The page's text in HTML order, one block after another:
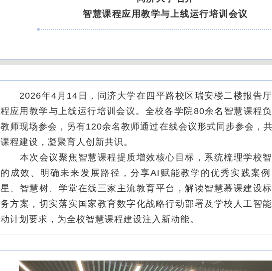
智慧课程应用教学与上线运行培训会议
2026年4月14日，同济大学在四平路校区瑞安楼二楼报告
程应用教学与上线运行培训会议。全校各学院80余名智慧课程
教师现场参会，另有120余名教师通过在线会议形式同步参会，
课程建设，凝聚育人创新共识。
本次会议聚焦智慧课程提质增效核心目标，系统梳理学校
的成效、明确未来发展路径，分享AI赋能教学的优秀实践案
星、智慧树、学堂在线三家主流教育平台，解读智慧慕课建设
务方案，切实落实国家教育数字化战略行动部署及学校人工智
动计划要求，为全校智慧课程建设注入新动能。